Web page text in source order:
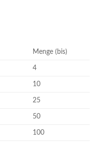
Menge (bis)
4
10
25
50
100